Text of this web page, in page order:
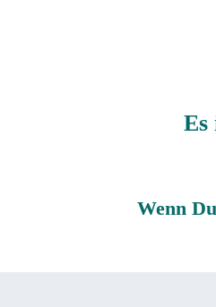
Es
Wenn